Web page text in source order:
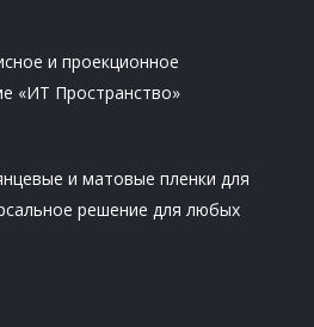
и проекционное
«ИТ Пространство»
и матовые пленки для
решение для любых